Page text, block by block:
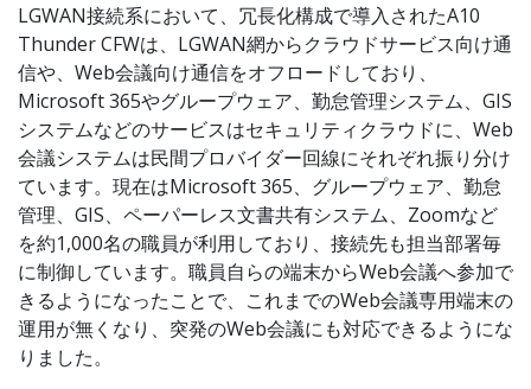
LGWAN接続系において、冗長化構成で導入されたA10
Thunder CFWは、LGWAN網からクラウドサービス向け通
信や、Web会議向け通信をオフロードしており、
Microsoft 365やグループウェア、勤怠管理システム、GIS
システムなどのサービスはセキュリティクラウドに、Web
会議システムは民間プロバイダー回線にそれぞれ振り分け
ています。現在はMicrosoft 365、グループウェア、勤怠
管理、GIS、ペーパーレス文書共有システム、Zoomなど
を約1,000名の職員が利用しており、接続先も担当部署毎
に制御しています。職員自らの端末からWeb会議へ参加で
きるようになったことで、これまでのWeb会議専用端末の
運用が無くなり、突発のWeb会議にも対応できるようにな
りました。